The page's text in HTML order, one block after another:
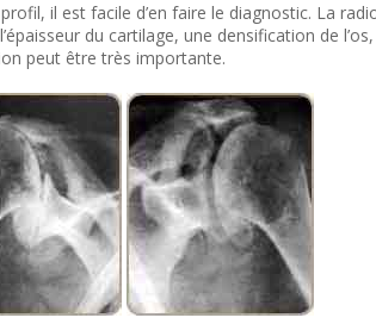
il est facile d’en faire le diagnostic. La
du cartilage, une densification de
peut être très importante.